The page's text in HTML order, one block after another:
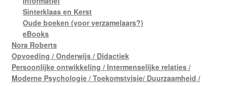
Sinterklaas en Kerst
Oude boeken (voor verzamelaars?)
eBooks
Nora Roberts
Opvoeding / Onderwijs / Didactiek
Persoonlijke ontwikkeling / Intermenselijke relaties /
Moderne Psychologie / Toekomstvisie/ Duurzaamheid /